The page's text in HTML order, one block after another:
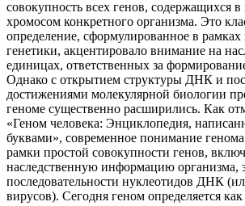
совокупность всех генов, содержащихся
хромосом конкретного организма. Это
определение, сформулированное в рамках
генетики, акцентировало внимание на
единицах, ответственных за
Однако с открытием структуры ДНК и
достижениями молекулярной биологии
геноме существенно расширились. Как
«Геном человека: Энциклопедия,
буквами», современное понимание
рамки простой совокупности генов,
наследственную информацию организма,
последовательности нуклеотидов ДНК
вирусов). Сегодня геном определяется